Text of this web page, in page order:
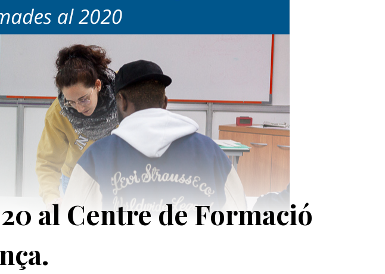
al Centre de Formació